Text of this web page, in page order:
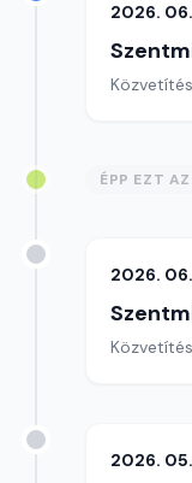
2026.
ÉPP EZT
2026.
2026. 05.